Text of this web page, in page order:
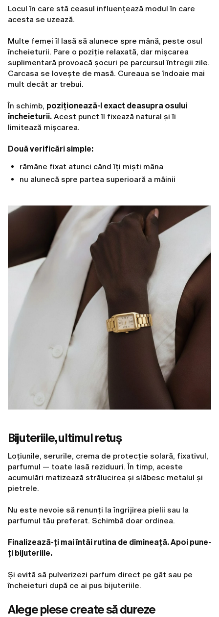
Locul în care stă ceasul influențează modul în care
acesta se uzează.
Multe femei îl lasă să alunece spre mână, peste osul
încheieturii. Pare o poziție relaxată, dar mișcarea
suplimentară provoacă șocuri pe parcursul întregii zile.
Carcasa se lovește de masă. Cureaua se îndoaie mai
mult decât ar trebui.
În schimb, poziționează-l exact deasupra osului
încheieturii. Acest punct îl fixează natural și îi
limitează mișcarea.
Două verificări simple:
rămâne fixat atunci când îți miști mâna
nu alunecă spre partea superioară a mâinii
Bijuteriile, ultimul retuș
Loțiunile, serurile, crema de protecție solară, fixativul,
parfumul — toate lasă reziduuri. În timp, aceste
acumulări matizează strălucirea și slăbesc metalul și
pietrele.
Nu este nevoie să renunți la îngrijirea pielii sau la
parfumul tău preferat. Schimbă doar ordinea.
Finalizează-ți mai întâi rutina de dimineață. Apoi pune-
ți bijuteriile.
Și evită să pulverizezi parfum direct pe gât sau pe
încheieturi după ce ai pus bijuteriile.
Alege piese create să dureze